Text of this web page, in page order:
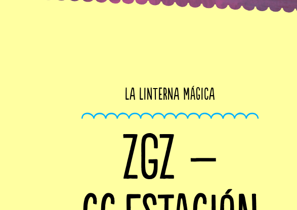
La Linterna Mágica
ZGZ –